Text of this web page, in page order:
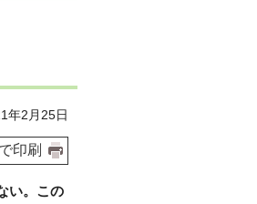
2月25日
印刷
い。この